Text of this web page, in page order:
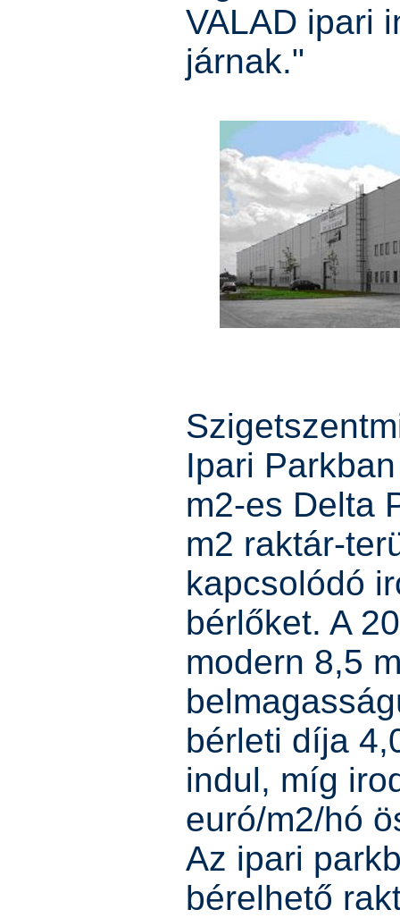
VALAD ipari
járnak."
Ipari
m2-es Delta
m2 raktár-
kapcsolódó
bérlőket. A
modern 8,5
bérleti díja
indul, míg
euró/m2/hó
Az ipari
bérelhető